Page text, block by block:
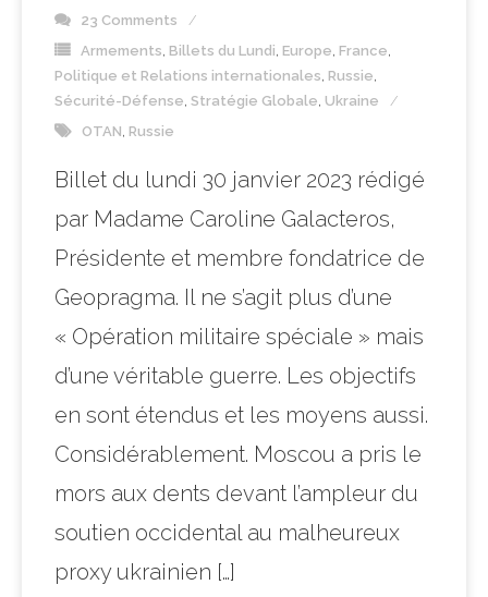
23 Comments
Armements, Billets du Lundi, Europe, France,
Politique et Relations internationales, Russie,
Sécurité-Défense, Stratégie Globale, Ukraine
OTAN, Russie
Billet du lundi 30 janvier 2023 rédigé
par Madame Caroline Galacteros,
Présidente et membre fondatrice de
Geopragma. Il ne s’agit plus d’une
« Opération militaire spéciale » mais
d’une véritable guerre. Les objectifs
en sont étendus et les moyens aussi.
Considérablement. Moscou a pris le
mors aux dents devant l’ampleur du
soutien occidental au malheureux
proxy ukrainien […]